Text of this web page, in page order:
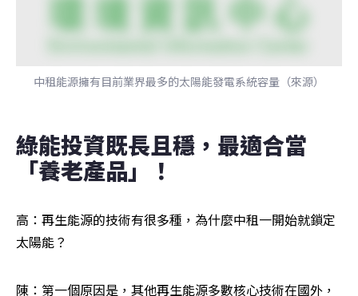
中租能源擁有目前業界最多的太陽能發電系統容量（來源）
綠能投資既長且穩，最適合當
「養老產品」！
高：再生能源的技術有很多種，為什麼中租一開始就鎖定
太陽能？
陳：第一個原因是，其他再生能源多數核心技術在國外，